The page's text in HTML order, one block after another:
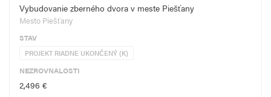
Vybudovanie zberného dvora v meste Piešťany
Mesto Piešťany
STAV
PROJEKT RIADNE UKONČENÝ (K)
NEZROVNALOSTI
2,496 €